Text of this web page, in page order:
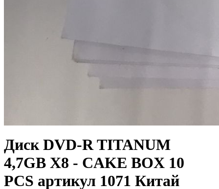
Диск DVD-R TITANUM
4,7GB X8 - CAKE BOX 10
PCS артикул 1071 Китай